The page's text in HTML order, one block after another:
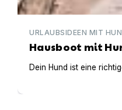
URLAUBSIDEEN MIT
Hausboot mit
Dein Hund ist eine